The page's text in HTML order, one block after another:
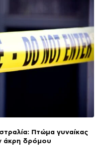
Πτώμα γυναίκας
άκρη δρόμου